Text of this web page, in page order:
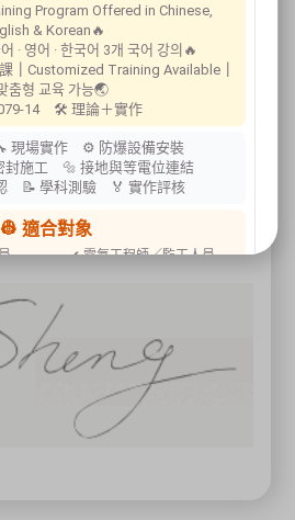
技術服務是高度專業的領域，本
只是幫助客戶解決問題，更以最
決問題；本公司所有服務成員均
術證照，對於客戶需求均能以系
幫您提出最專業且負責的方案並
創造最大獲益及永保安康的績效
Program Offered in Chinese,
& Korean🔥
· 영어 · 한국어 3개 국어 강의🔥
Customized Training Available
춤형 교육 가능🌏
14 🛠 理論＋實作
現場實作 ⚙ 防爆設備安裝
封施工 🔩 接地與等電位連結
📝 學科測驗 🏅 實作評核
👷 適合對象
✔ 電氣工程師／監工人員
地點／主辦資訊
限公司（祐大-台中分公司）
市北區中清路一段100號9樓
台灣省工商安全衛生協會
祐大技術顧問股份有限公司
防爆安全聯合教育訓練中心（ExTW）